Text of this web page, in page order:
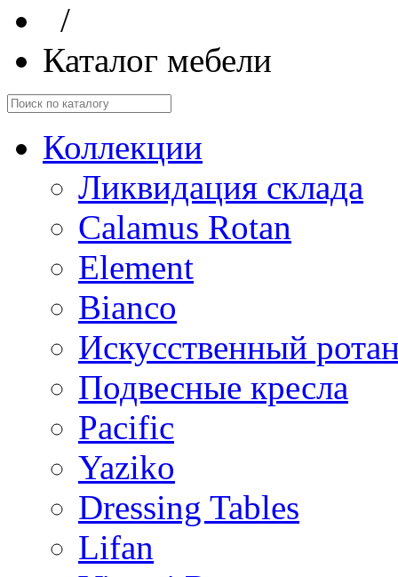
/
Каталог мебели
Коллекции
Ликвидация склада
Calamus Rotan
Element
Bianco
Искусственный
Подвесные кресла
Pacific
Yaziko
Dressing Tables
Lifan